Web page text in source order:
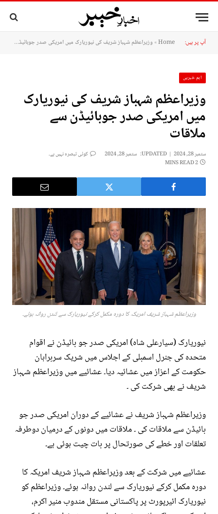
آپ پر ہیں: Home
»وزیراعظم شہباز شریف کی نیوریارک میں امریکی صدر جوبائیڈن سے ملاقات
اہم خبریں
وزیراعظم شہباز شریف کی نیوریارک
میں امریکی صدر جوبائیڈن سے
ملاقات
ستمبر 28, 2024 UPDATED: ستمبر 28, 2024
کوئی تبصرہ نہیں ہے۔
2 MINS READ
وزیراعظم شہباز شریف امریکہ کا دورہ مکمل کرکے نیوریارک سے لندن روانہ ہوئے۔
نیوریارک (سیارعلی شاہ) امریکی صدر جو بائیڈن نے اقوام
متحدہ کی جنرل اسمبلی کے اجلاس میں شریک سربراہان
حکومت کے اعزاز میں عشائیہ دیا۔ عشائیے میں وزیراعظم شہباز
شریف نے بھی شرکت کی ۔
وزیراعظم شہباز شریف نے عشائیے کے دوران امریکی صدر جو
بائیڈن سے ملاقات کی ۔ ملاقات میں دونوں کے درمیان دوطرفہ
تعلقات اور خطے کی صورتحال پر بات چیت ہوئی ہے۔
عشائیے میں شرکت کے بعد وزیراعظم شہباز شریف امریکہ کا
دورہ مکمل کرکے نیوریارک سے لندن روانہ ہوئے۔ وزیراعظم کو
نیوریارک ائیرپورٹ پر پاکستانی مستقل مندوب منیر اکرم،